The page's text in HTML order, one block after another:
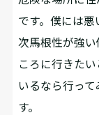
です。僕には悪
次馬根性が強
ころに行きた
いるなら行っ
す。